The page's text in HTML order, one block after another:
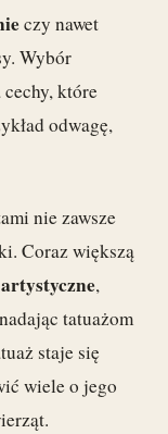
czy nawet
Wybór
które
odwagę,
nie zawsze
Coraz większą
,
tatuażom
staje się
wiele o jego